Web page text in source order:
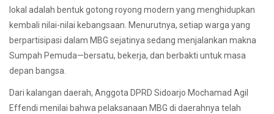
lokal adalah bentuk gotong royong modern yang menghidupkan
kembali nilai-nilai kebangsaan. Menurutnya, setiap warga yang
berpartisipasi dalam MBG sejatinya sedang menjalankan makna
Sumpah Pemuda—bersatu, bekerja, dan berbakti untuk masa
depan bangsa.
Dari kalangan daerah, Anggota DPRD Sidoarjo Mochamad Agil
Effendi menilai bahwa pelaksanaan MBG di daerahnya telah